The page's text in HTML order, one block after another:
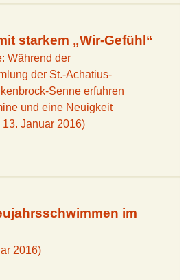
starkem „Wir-Gefühl“
Während der
der St.-Achatius-
Senne erfuhren
und eine Neuigkeit
Januar 2016)
im
2016)